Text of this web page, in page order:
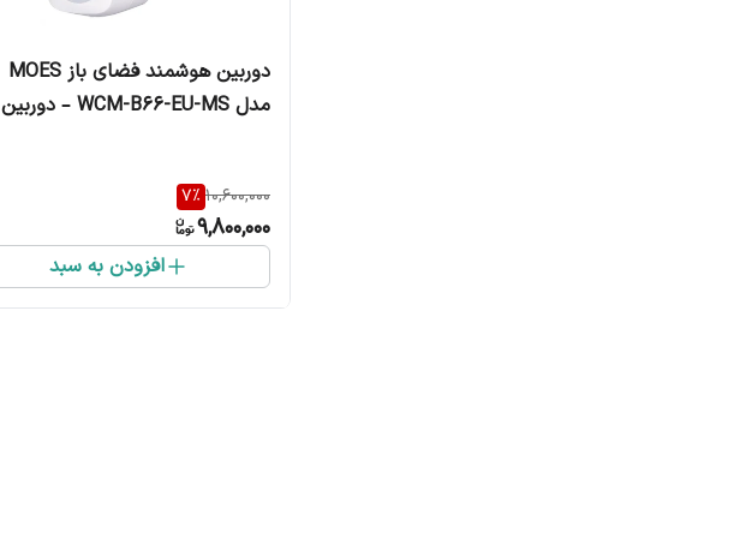
دوربین هوشمند فضای باز MOES
مدل WCM-B66-EU-MS – دوربین
10,600,000
7%
9,800,000
افزودن به سبد